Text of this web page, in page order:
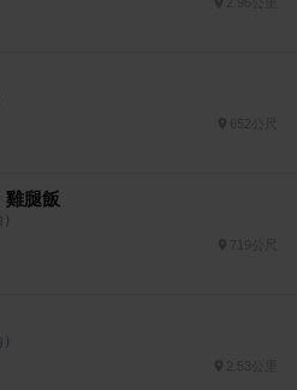
652公尺
雞腿飯
2.53公里